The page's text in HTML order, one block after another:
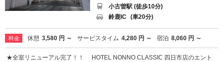
小古曽駅 (徒歩10分)
鈴鹿IC (車20分)
料金 休憩 3,580 円 ～ サービスタイム 4,280 円 ～ 宿泊 8,060 円 ～
★全室リニューアル完了！！ HOTEL NONNO CLASSIC 四日市店のエント